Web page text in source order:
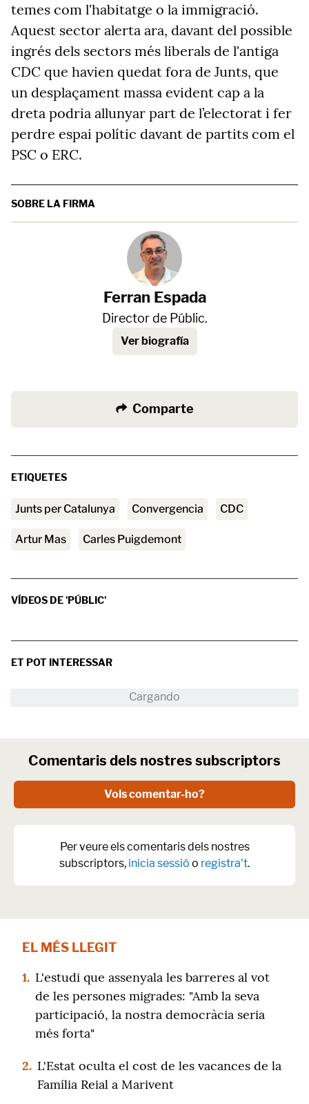
temes com l'habitatge o la immigració.
Aquest sector alerta ara, davant del possible
ingrés dels sectors més liberals de l'antiga
CDC que havien quedat fora de Junts, que
un desplaçament massa evident cap a la
dreta podria allunyar part de l’electorat i fer
perdre espai polític davant de partits com el
PSC o ERC.
SOBRE LA FIRMA
Ferran Espada
Director de Públic.
Ver biografía
Comparte
ETIQUETES
Junts per Catalunya convergencia CDC
Artur Mas Carles Puigdemont
VÍDEOS DE 'PÚBLIC'
ET POT INTERESSAR
Comentaris dels nostres subscriptors
Vols comentar-ho?
Per veure els comentaris dels nostres
subscriptors, inicia sessió o registra't.
EL MÉS LLEGIT
1. L'estudi que assenyala les barreres al vot
de les persones migrades: "Amb la seva
participació, la nostra democràcia seria
més forta"
2. L'Estat oculta el cost de les vacances de la
Família Reial a Marivent